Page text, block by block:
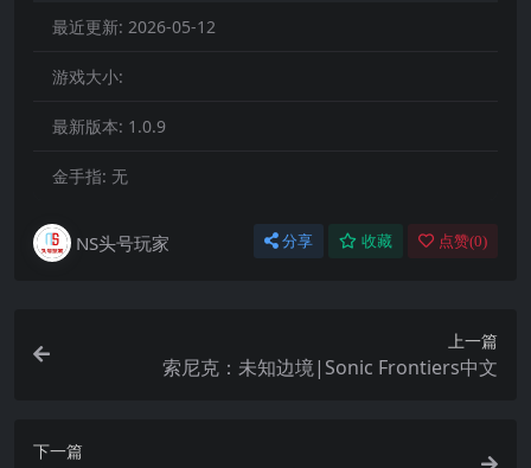
最近更新: 2026-05-12
游戏大小:
最新版本: 1.0.9
金手指: 无
NS头号玩家 分享 收藏 点赞(0)
上一篇
索尼克：未知边境|Sonic Frontiers中文
下一篇